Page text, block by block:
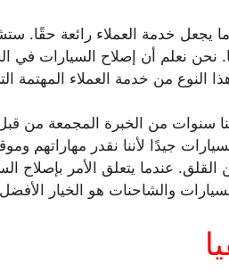
يجعل خدمة العملاء رائعة حقًا.
نحن نعلم أن إصلاح السيارات في
النوع من خدمة العملاء المهتمة
سنوات من الخبرة المجمعة من قبل
جيدًا لأننا نقدر مهاراتهم
عندما يتعلق الأمر بإصلاح
والشاحنات هو الخيار